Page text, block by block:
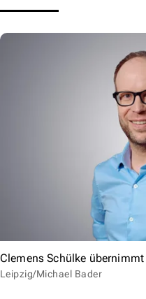
Clemens Schülke
Leipzig/Michael Bader